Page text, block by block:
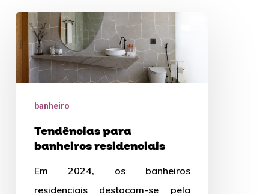
Tendências
para
banheiros
residenciais
banheiro
Tendências para
banheiros residenciais
Em 2024, os banheiros
residenciais destacam-se pela